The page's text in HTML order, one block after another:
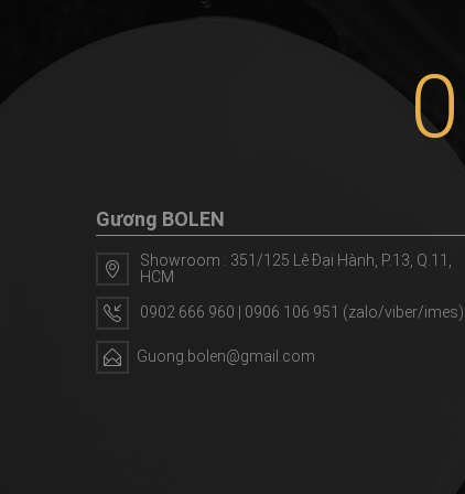
Gương BOLEN
Showroom : 351/125 Lê Đại Hành, P.13, Q.11,
HCM
0902 666 960 | 0906 106 951 (zalo/viber/imes)
Guong.bolen@gmail.com